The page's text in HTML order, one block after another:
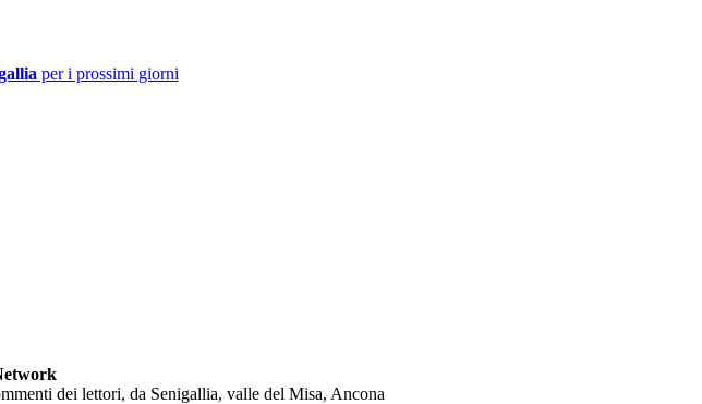
per i prossimi giorni
dei lettori, da Senigallia, valle del Misa, Ancona